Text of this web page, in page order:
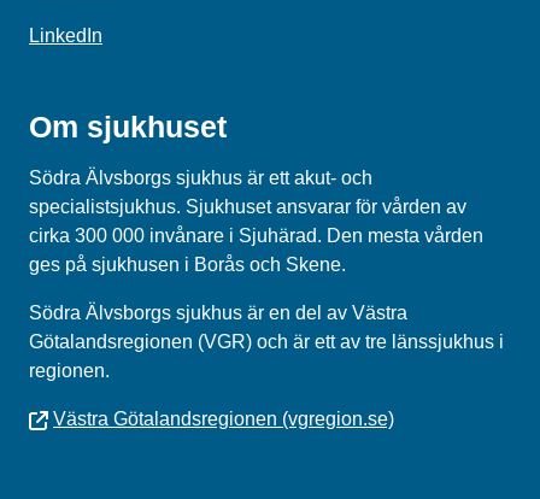
LinkedIn
Om sjukhuset
Södra Älvsborgs sjukhus är ett akut- och
specialistsjukhus. Sjukhuset ansvarar för vården av
cirka 300 000 invånare i Sjuhärad. Den mesta vården
ges på sjukhusen i Borås och Skene.
Södra Älvsborgs sjukhus är en del av Västra
Götalandsregionen (VGR) och är ett av tre länssjukhus i
regionen.
Västra Götalandsregionen (vgregion.se)